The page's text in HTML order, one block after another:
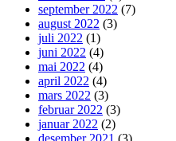
september 2022 (7)
august 2022 (3)
juli 2022 (1)
juni 2022 (4)
mai 2022 (4)
april 2022 (4)
mars 2022 (3)
februar 2022 (3)
januar 2022 (2)
desember 2021 (3)